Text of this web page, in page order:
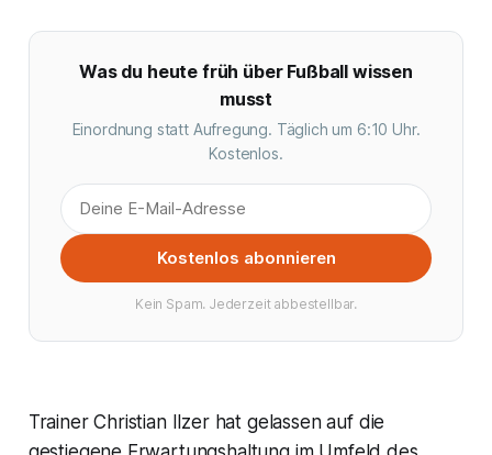
Was du heute früh über Fußball wissen
musst
Einordnung statt Aufregung. Täglich um 6:10 Uhr.
Kostenlos.
Kostenlos abonnieren
Kein Spam. Jederzeit abbestellbar.
Trainer Christian Ilzer hat gelassen auf die